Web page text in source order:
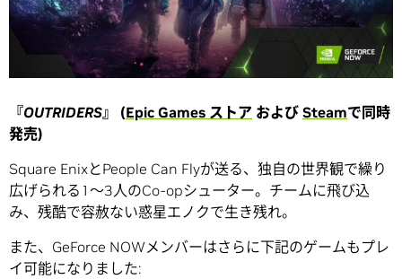
『OUTRIDERS』 (Epic Games ストア および Steamで同時
発売)
Square EnixとPeople Can Flyが送る、独自の世界観で繰り
広げられる1～3人のCo-opシューター。チームに飛び込
み、残酷で容赦ない惑星エノクで生き残れ。
また、GeForce NOWメンバーはさらに下記のゲームもプレ
イ可能になりました: